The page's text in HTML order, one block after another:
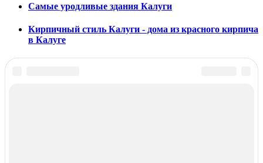
Самые уродливые здания Калуги
Кирпичный стиль Калуги - дома из красного кирпича
в Калуге